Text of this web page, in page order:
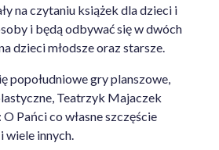
na czytaniu książek dla dzieci i
i będą odbywać się w dwóch
dzieci młodsze oraz starsze.
popołudniowe gry planszowe,
Teatrzyk Majaczek
Pańci co własne szczęście
wiele innych.